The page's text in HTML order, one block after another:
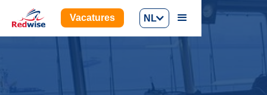
Vacatures NL